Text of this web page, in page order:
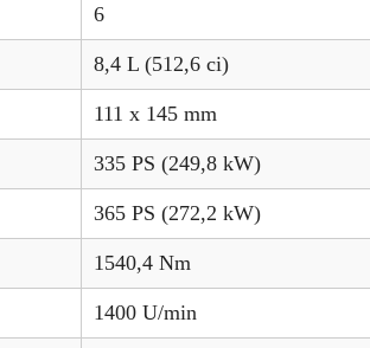
6
8,4 L (512,6 ci)
111 x 145 mm
335 PS (249,8 kW)
365 PS (272,2 kW)
1540,4 Nm
1400 U/min